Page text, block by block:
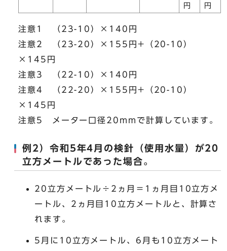
円
円
注意1 （23-10）×140円
注意2 （23-20）×155円+（20-10）
×145円
注意3 （22-10）×140円
注意4 （22-20）×155円+（20-10）
×145円
注意5 メーター口径20mmで計算しています。
例2）令和5年4月の検針（使用水量）が20
立方メートルであった場合。
20立方メートル÷2ヵ月＝1ヵ月目10立方メ
ートル、2ヵ月目10立方メートルと、計算さ
れます。
5月に10立方メートル、6月も10立方メート